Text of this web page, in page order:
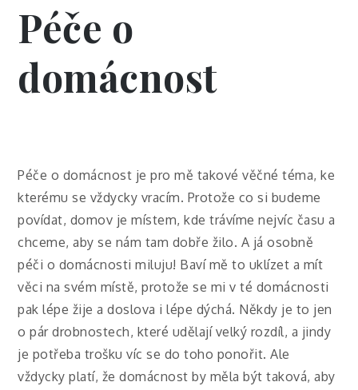
Péče o
domácnost
Péče o domácnost je pro mě takové věčné téma, ke
kterému se vždycky vracím. Protože co si budeme
povídat, domov je místem, kde trávíme nejvíc času a
chceme, aby se nám tam dobře žilo. A já osobně
péči o domácnosti miluju! Baví mě to uklízet a mít
věci na svém místě, protože se mi v té domácnosti
pak lépe žije a doslova i lépe dýchá. Někdy je to jen
o pár drobnostech, které udělají velký rozdíl, a jindy
je potřeba trošku víc se do toho ponořit. Ale
vždycky platí, že domácnost by měla být taková, aby